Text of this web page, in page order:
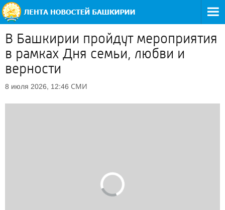
В Башкирии пройдут мероприятия
в рамках Дня семьи, любви и
верности
8 июля 2026, 12:46 СМИ